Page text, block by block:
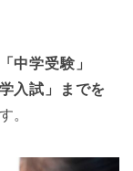
「中学受験」
入試」までを
。